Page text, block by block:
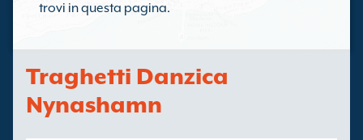
trovi in questa pagina.
Traghetti Danzica
Nynashamn